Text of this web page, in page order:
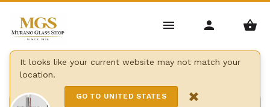
It looks like your current website may not match your
location.
GO TO UNITED STATES ×
Home / Candelabros / arañas de Bohemia /
Araña brillante de bohemia